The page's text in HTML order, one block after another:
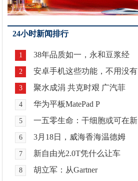
24小时新闻排行
1 38年品质如一，永和豆浆经
2 安卓手机这些功能，不用没有
3 聚水成涓 共克时艰 广汽菲
4 华为平板MatePad P
5 一五零生命：干细胞或可在新
6 3月18日，威海香海温德姆
7 新自由光2.0T凭什么让车
8 胡立军：从Gartner